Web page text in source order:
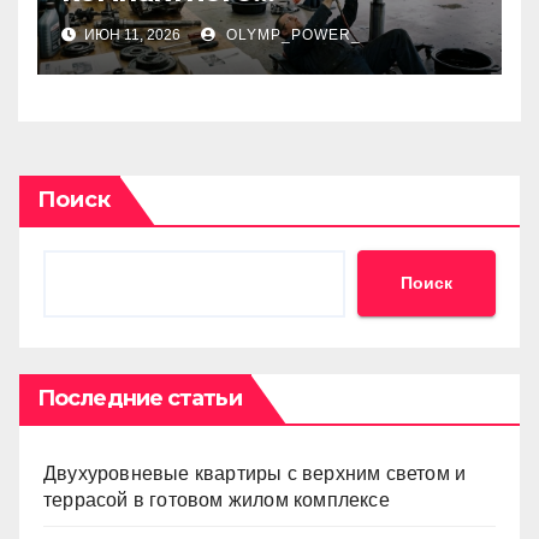
внедорожника: виды,
совместимость и
особенности замены
ИЮН 11, 2026 OLYMP_POWER_
Поиск
Поиск
Последние статьи
Двухуровневые квартиры с верхним светом и
террасой в готовом жилом комплексе